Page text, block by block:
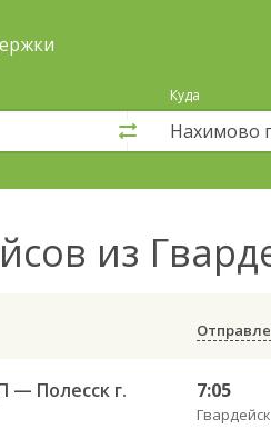
Куда
из
— Полесск г. 7:05
Гвардейск